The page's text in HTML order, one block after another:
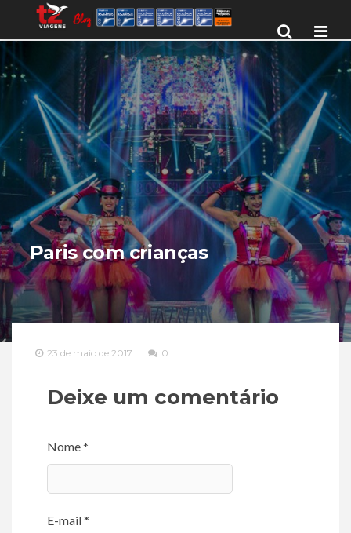
Paris com crianças
23 de maio de 2017 0
Deixe um comentário
Nome *
E-mail *